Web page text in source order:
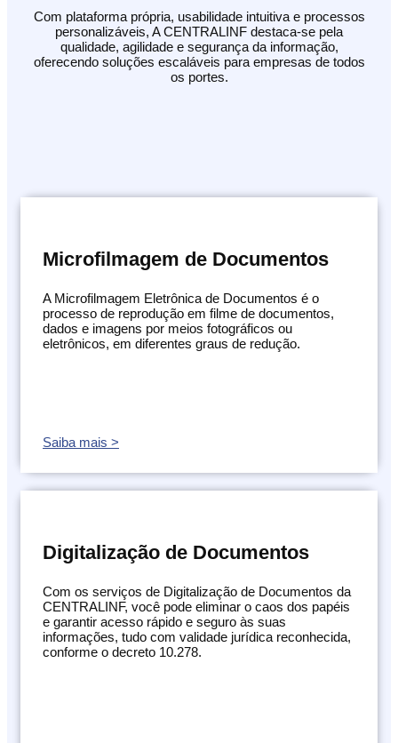
Com plataforma própria, usabilidade intuitiva e processos
personalizáveis, A CENTRALINF destaca-se pela
qualidade, agilidade e segurança da informação,
oferecendo soluções escaláveis para empresas de todos
os portes.
Microfilmagem de Documentos
A Microfilmagem Eletrônica de Documentos é o
processo de reprodução em filme de documentos,
dados e imagens por meios fotográficos ou
eletrônicos, em diferentes graus de redução.
Saiba mais >
Digitalização de Documentos
Com os serviços de Digitalização de Documentos da
CENTRALINF, você pode eliminar o caos dos papéis
e garantir acesso rápido e seguro às suas
informações, tudo com validade jurídica reconhecida,
conforme o decreto 10.278.